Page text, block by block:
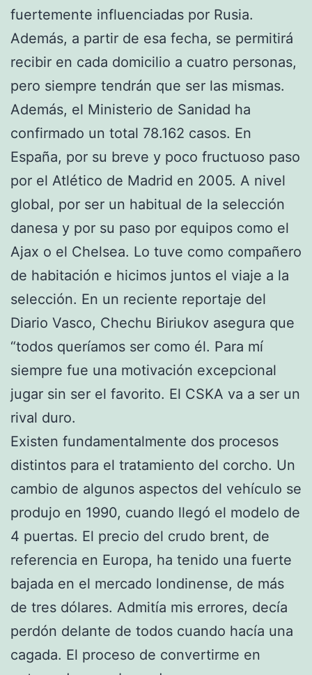
fuertemente influenciadas por Rusia.
Además, a partir de esa fecha, se permitirá
recibir en cada domicilio a cuatro personas,
pero siempre tendrán que ser las mismas.
Además, el Ministerio de Sanidad ha
confirmado un total 78.162 casos. En
España, por su breve y poco fructuoso paso
por el Atlético de Madrid en 2005. A nivel
global, por ser un habitual de la selección
danesa y por su paso por equipos como el
Ajax o el Chelsea. Lo tuve como compañero
de habitación e hicimos juntos el viaje a la
selección. En un reciente reportaje del
Diario Vasco, Chechu Biriukov asegura que
“todos queríamos ser como él. Para mí
siempre fue una motivación excepcional
jugar sin ser el favorito. El CSKA va a ser un
rival duro.
Existen fundamentalmente dos procesos
distintos para el tratamiento del corcho. Un
cambio de algunos aspectos del vehículo se
produjo en 1990, cuando llegó el modelo de
4 puertas. El precio del crudo brent, de
referencia en Europa, ha tenido una fuerte
bajada en el mercado londinense, de más
de tres dólares. Admitía mis errores, decía
perdón delante de todos cuando hacía una
cagada. El proceso de convertirme en